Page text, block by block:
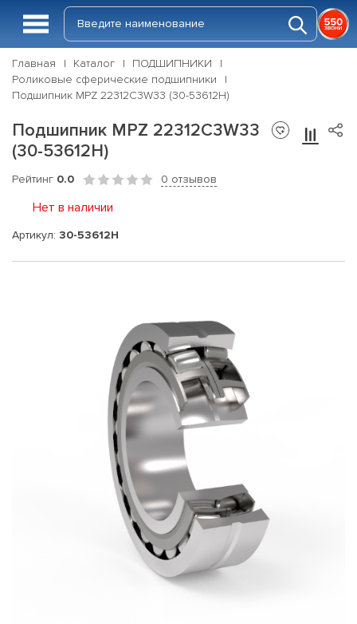
Главная Каталог
ПОДШИПНИКИ
Роликовые сферические подшипники
Подшипник MPZ 22312C3W33 (30-53612Н)
Подшипник MPZ 22312C3W33
(30-53612Н)
Рейтинг 0.0 0 отзывов
Нет в наличии
Артикул: 30-53612Н